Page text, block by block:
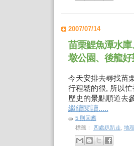
2007/07/14
苗栗鯉魚潭水
墩公園、後龍好
今天安排去尋找苗
行程鬆的很, 所以
歷史的景點順道去
繼續閱讀.....
5 則回應
標籤：
四處趴趴走 地